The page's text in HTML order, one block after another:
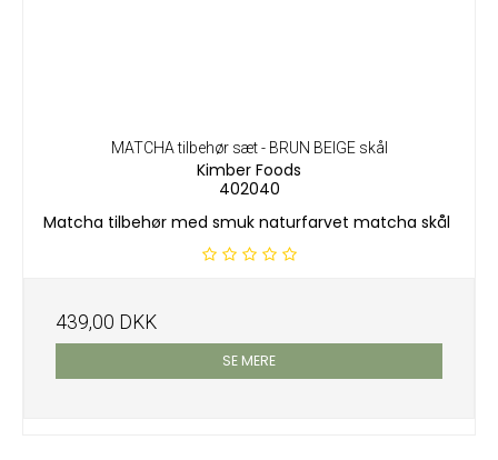
MATCHA tilbehør sæt - BRUN BEIGE skål
Kimber Foods
402040
Matcha tilbehør med smuk naturfarvet matcha skål
439,00 DKK
SE MERE